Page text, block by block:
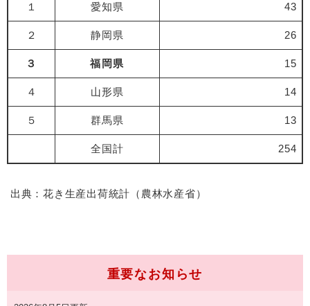
１ 愛知県 43
２ 静岡県 26
３ 福岡県 15
４ 山形県 14
５ 群馬県 13
全国計 254
出典：花き生産出荷統計（農林水産省）
重要なお知らせ